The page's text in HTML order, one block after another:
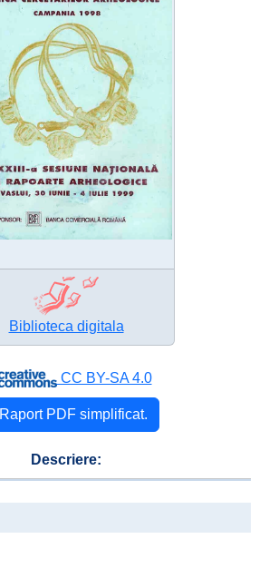
Biblioteca digitala
CC BY-SA 4.0
Raport PDF simplificat.
Descriere: